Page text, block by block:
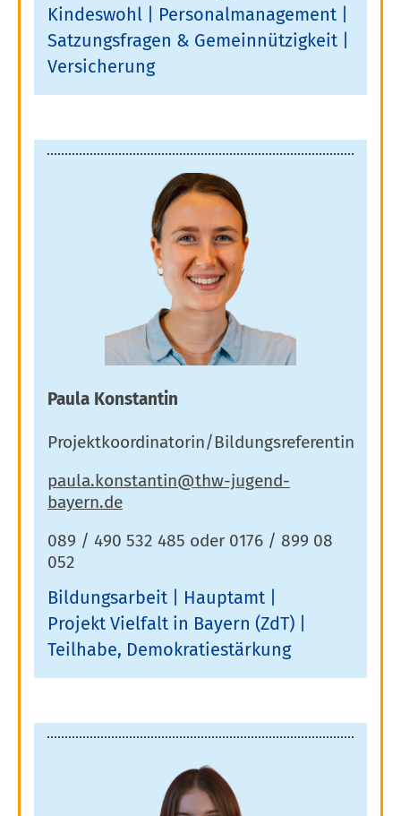
Kindeswohl
Personalmanagement
Satzungsfragen & Gemeinnützigkeit
Versicherung
Paula Konstantin
Projektkoordinatorin/Bildungsreferentin
089 / 490 532 485 oder 0176 / 899 08
052
Bildungsarbeit
Hauptamt
Projekt Vielfalt in Bayern (ZdT)
Teilhabe, Demokratiestärkung